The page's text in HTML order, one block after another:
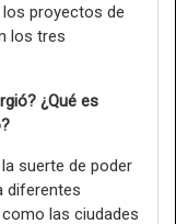
proyectos de
los tres
¿Qué es
suerte de poder
diferentes
las ciudades